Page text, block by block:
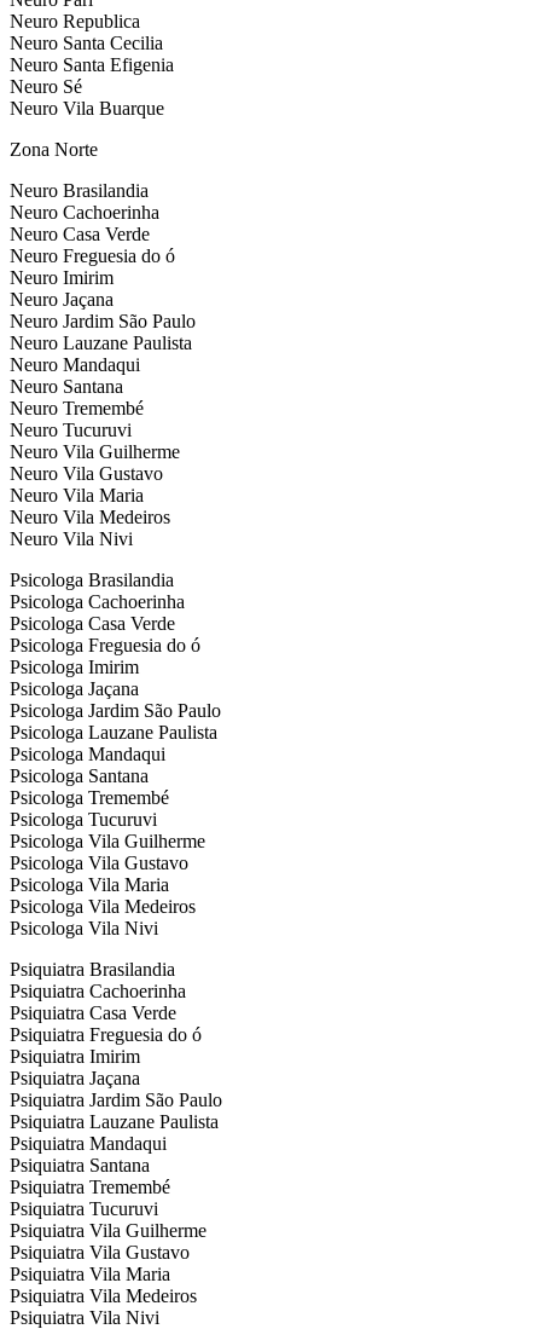
Neuro Republica
Neuro Santa Cecilia
Neuro Santa Efigenia
Neuro Sé
Neuro Vila Buarque
Zona Norte
Neuro Brasilandia
Neuro Cachoerinha
Neuro Casa Verde
Neuro Freguesia do ó
Neuro Imirim
Neuro Jaçana
Neuro Jardim São Paulo
Neuro Lauzane Paulista
Neuro Mandaqui
Neuro Santana
Neuro Tremembé
Neuro Tucuruvi
Neuro Vila Guilherme
Neuro Vila Gustavo
Neuro Vila Maria
Neuro Vila Medeiros
Neuro Vila Nivi
Psicologa Brasilandia
Psicologa Cachoerinha
Psicologa Casa Verde
Psicologa Freguesia do ó
Psicologa Imirim
Psicologa Jaçana
Psicologa Jardim São Paulo
Psicologa Lauzane Paulista
Psicologa Mandaqui
Psicologa Santana
Psicologa Tremembé
Psicologa Tucuruvi
Psicologa Vila Guilherme
Psicologa Vila Gustavo
Psicologa Vila Maria
Psicologa Vila Medeiros
Psicologa Vila Nivi
Psiquiatra Brasilandia
Psiquiatra Cachoerinha
Psiquiatra Casa Verde
Psiquiatra Freguesia do ó
Psiquiatra Imirim
Psiquiatra Jaçana
Psiquiatra Jardim São Paulo
Psiquiatra Lauzane Paulista
Psiquiatra Mandaqui
Psiquiatra Santana
Psiquiatra Tremembé
Psiquiatra Tucuruvi
Psiquiatra Vila Guilherme
Psiquiatra Vila Gustavo
Psiquiatra Vila Maria
Psiquiatra Vila Medeiros
Psiquiatra Vila Nivi